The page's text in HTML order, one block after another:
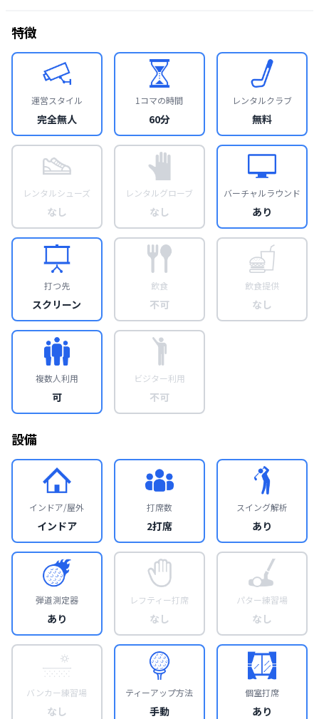
特徴
運営スタイル
完全無人
1コマの時間
60分
レンタルクラブ
無料
レンタルシューズ
なし
レンタルグローブ
なし
バーチャルラウンド
あり
打つ先
スクリーン
飲食
不可
飲食提供
なし
複数人利用
可
ビジター利用
不可
設備
インドア/屋外
インドア
打席数
2打席
スイング解析
あり
弾道測定器
あり
レフティー打席
なし
パター練習場
なし
バンカー練習場
なし
ティーアップ方法
手動
個室打席
あり